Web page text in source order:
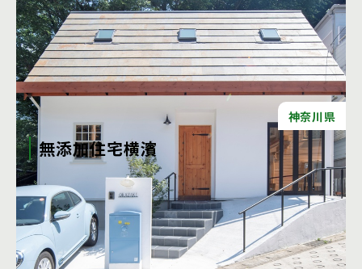
神奈川県
無添加住宅横濱
天然素材だからといって必ずしも健康に良いわけではなく、
大切なのは自分の身体に合う素材を選ぶことです。 そのため
に、私たちはあなたと家族の体や心の状態、生活の理想、不
安、好みを丁寧にヒアリングし、気づかなかった感覚にも寄
り添いながら最適な素材を提案します。